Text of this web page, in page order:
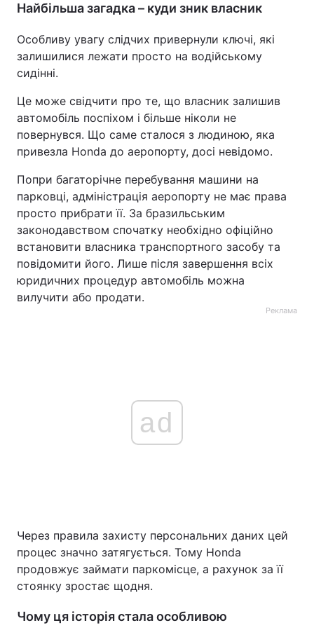
Найбільша загадка – куди зник власник
Особливу увагу слідчих привернули ключі, які
залишилися лежати просто на водійському
сидінні.
Це може свідчити про те, що власник залишив
автомобіль поспіхом і більше ніколи не
повернувся. Що саме сталося з людиною, яка
привезла Honda до аеропорту, досі невідомо.
Попри багаторічне перебування машини на
парковці, адміністрація аеропорту не має права
просто прибрати її. За бразильським
законодавством спочатку необхідно офіційно
встановити власника транспортного засобу та
повідомити його. Лише після завершення всіх
юридичних процедур автомобіль можна
вилучити або продати.
Реклама
ad
Через правила захисту персональних даних цей
процес значно затягується. Тому Honda
продовжує займати паркомісце, а рахунок за її
стоянку зростає щодня.
Чому ця історія стала особливою